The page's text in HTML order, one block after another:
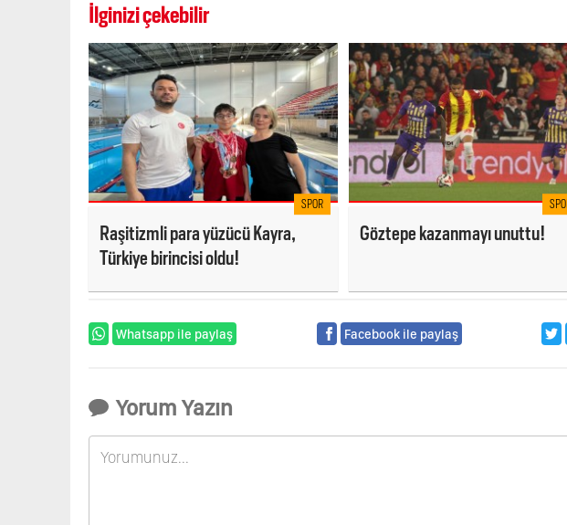
İlginizi çekebilir
SPOR
Raşitizmli para yüzücü Kayra,
Türkiye birincisi oldu!
Göztepe kazanmayı unuttu!
Whatsapp ile paylaş Facebook ile paylaş
Yorum Yazın